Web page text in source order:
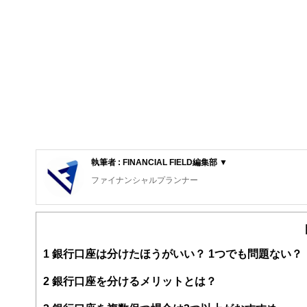
執筆者 : FINANCIAL FIELD編集部 ▼
ファイナンシャルプランナー
FinancialField編集部は、金融、経済に関する記事を、日
案から記事掲載まですべての工程に関わることで、読者目
FinancialFieldの特徴は、ファイナンシャルプランナー、
ー、公認会計士、社会保険労務士、行政書士、投資アナ
1 銀行口座は分けたほうがいい？ 1つでも問題ない？
2 銀行口座を分けるメリットとは？